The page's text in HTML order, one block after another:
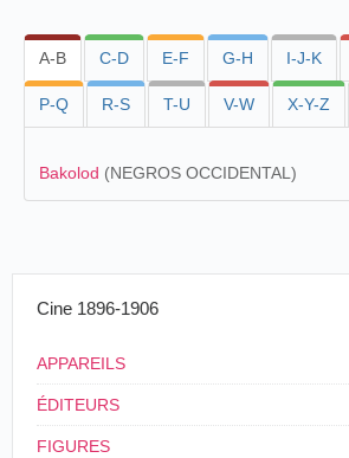
A-B C-D E-F G-H I-J-K
P-Q R-S T-U V-W X-Y-Z
Bakolod (NEGROS OCCIDENTAL)
Cine 1896-1906
APPAREILS
ÉDITEURS
FIGURES